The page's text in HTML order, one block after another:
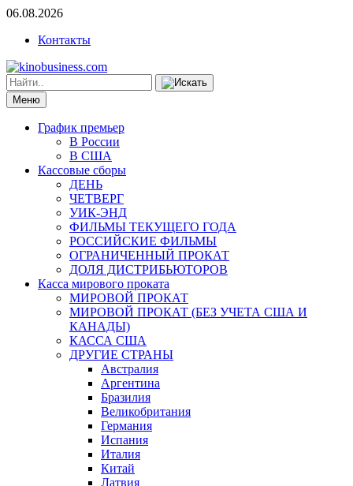
06.08.2026
Контакты
Меню
График премьер
В России
В США
Кассовые сборы
ДЕНЬ
ЧЕТВЕРГ
УИК-ЭНД
ФИЛЬМЫ ТЕКУЩЕГО ГОДА
РОССИЙСКИЕ ФИЛЬМЫ
ОГРАНИЧЕННЫЙ ПРОКАТ
ДОЛЯ ДИСТРИБЬЮТОРОВ
Касса мирового проката
МИРОВОЙ ПРОКАТ
МИРОВОЙ ПРОКАТ (БЕЗ УЧЕТА США И
КАНАДЫ)
КАССА США
ДРУГИЕ СТРАНЫ
Австралия
Аргентина
Бразилия
Великобритания
Германия
Испания
Италия
Китай
Латвия